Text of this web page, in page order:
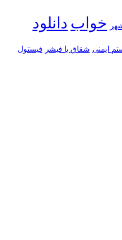
خواب دانلود
ایمنی شقاق یا فیشر فیستول